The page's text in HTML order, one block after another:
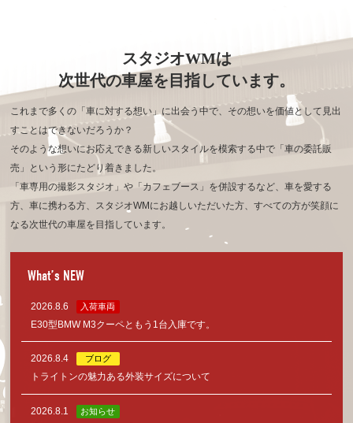
スタジオWMは
次世代の車屋を目指しています。
これまで多くの「車に対する想い」に出会う中で、その想いを価値として見出
すことはできないだろうか？
そのような想いにお応えできる新しいスタイルを模索する中で「車の委託販
売」という形にたどり着きました。
「車専用の撮影スタジオ」や「カフェブース」を併設するなど、車を愛する
方、車に携わる方、 スタジオWMにお越しいただいた方、すべての方が笑顔に
なる次世代の車屋を目指しています。
What’s NEW
2026.8.6 入荷車両
E30型BMW M3クーペともう1台入庫です。
2026.8.4 ブログ
トライトンの魅力ある外装サイズについて
2026.8.1 お知らせ